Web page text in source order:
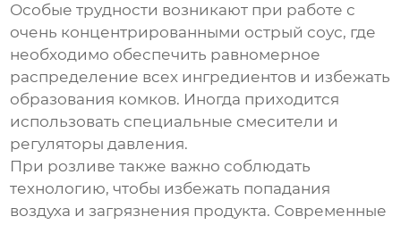
Особые трудности возникают при работе с
очень концентрированными острый соус, где
необходимо обеспечить равномерное
распределение всех ингредиентов и избежать
образования комков. Иногда приходится
использовать специальные смесители и
регуляторы давления.
При розливе также важно соблюдать
технологию, чтобы избежать попадания
воздуха и загрязнения продукта. Современные